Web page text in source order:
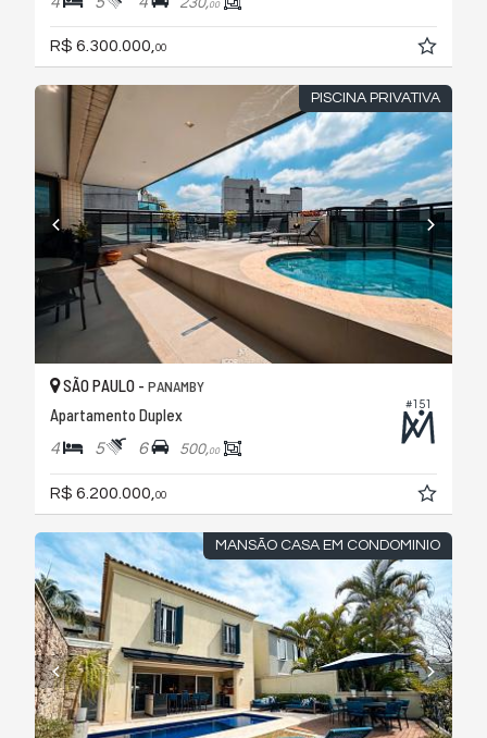
00
R$ 6.300.000,00
PISCINA PRIVATIVA
#151
SÃO PAULO - PANAMBY
Apartamento Duplex
4 5 6 500,00
R$ 6.200.000, 00
MANSÃO CASA EM CONDOMINIO